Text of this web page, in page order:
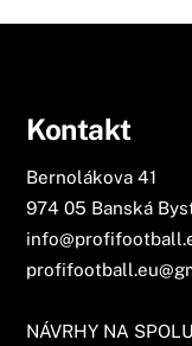
Kontakt
Bernolákova 41
974 05 Banská
NÁVRHY NA